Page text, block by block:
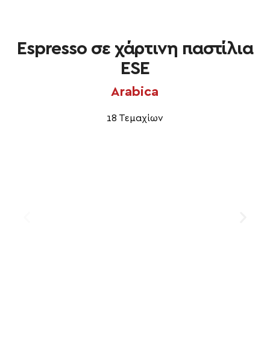
Espresso σε χάρτινη παστίλια
ESE
Arabica
18 Τεμαχίων